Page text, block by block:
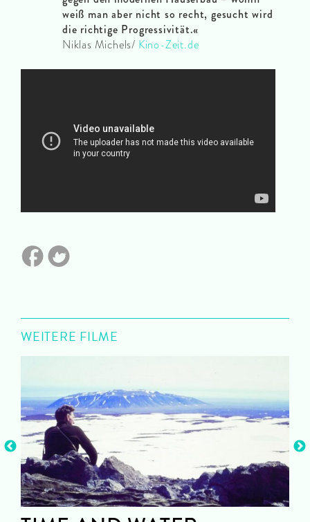
weiß man aber nicht so recht, gesucht wird
die richtige Progressivität.«
Niklas Michels/ Kino-Zeit.de
WEITERE FILME